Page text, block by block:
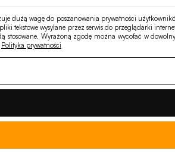
dużą wagę do poszanowania prywatności
pliki tekstowe wysyłane przez serwis do przeglądarki
stosowane. Wyrażoną zgodę można wycofać w
Polityka prywatności